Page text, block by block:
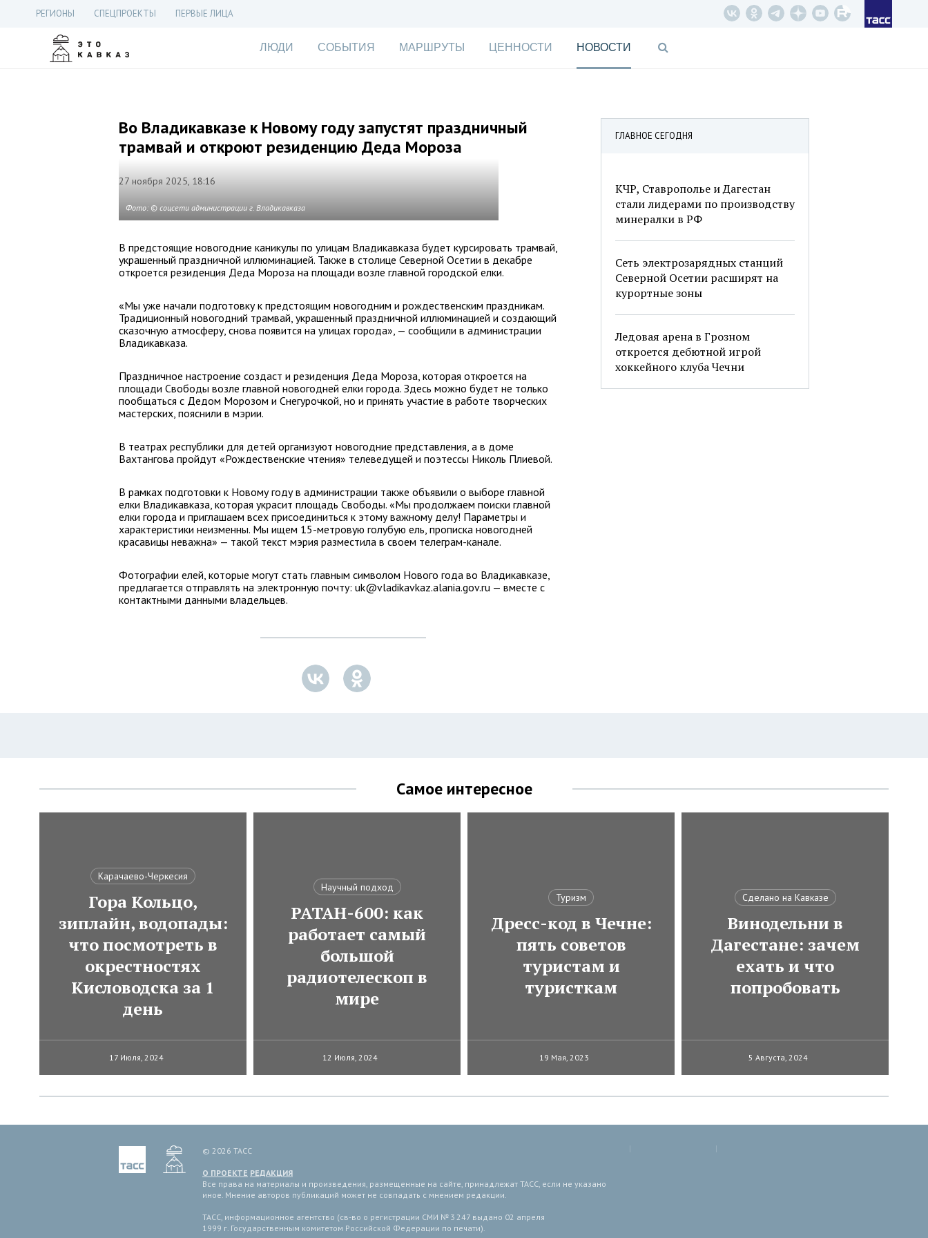
РЕГИОНЫ СПЕЦПРОЕКТЫ ПЕРВЫЕ ЛИЦА
ЛЮДИ СОБЫТИЯ МАРШРУТЫ ЦЕННОСТИ НОВОСТИ
ГЛАВНОЕ СЕГОДНЯ
КЧР, Ставрополье и Дагестан
стали лидерами по производству
минералки в РФ
Сеть электрозарядных станций
Северной Осетии расширят на
курортные зоны
Ледовая арена в Грозном
откроется дебютной игрой
хоккейного клуба Чечни
Во Владикавказе к Новому году запустят праздничный
трамвай и откроют резиденцию Деда Мороза
27 ноября 2025, 18:16
Фото: © соцсети администрации г. Владикавказа
В предстоящие новогодние каникулы по улицам Владикавказа будет курсировать трамвай,
украшенный праздничной иллюминацией. Также в столице Северной Осетии в декабре
откроется резиденция Деда Мороза на площади возле главной городской елки.
«Мы уже начали подготовку к предстоящим новогодним и рождественским праздникам.
Традиционный новогодний трамвай, украшенный праздничной иллюминацией и создающий
сказочную атмосферу, снова появится на улицах города», — сообщили в администрации
Владикавказа.
Праздничное настроение создаст и резиденция Деда Мороза, которая откроется на
площади Свободы возле главной новогодней елки города. Здесь можно будет не только
пообщаться с Дедом Морозом и Снегурочкой, но и принять участие в работе творческих
мастерских, пояснили в мэрии.
В театрах республики для детей организуют новогодние представления, а в доме
Вахтангова пройдут «Рождественские чтения» телеведущей и поэтессы Николь Плиевой.
В рамках подготовки к Новому году в администрации также объявили о выборе главной
елки Владикавказа, которая украсит площадь Свободы. «Мы продолжаем поиски главной
елки города и приглашаем всех присоединиться к этому важному делу! Параметры и
характеристики неизменны. Мы ищем 15-метровую голубую ель, прописка новогодней
красавицы неважна» — такой текст мэрия разместила в своем телеграм-канале.
Фотографии елей, которые могут стать главным символом Нового года во Владикавказе,
предлагается отправлять на электронную почту: uk@vladikavkaz.alania.gov.ru — вместе с
контактными данными владельцев.
Самое интересное
Карачаево-Черкесия
Гора Кольцо,
зиплайн, водопады:
что посмотреть в
окрестностях
Кисловодска за 1
день
17 Июля, 2024
Научный подход
РАТАН-600: как
работает самый
большой
радиотелескоп в
мире
12 Июля, 2024
Туризм
Дресс-код в Чечне:
пять советов
туристам и
туристкам
19 Мая, 2023
Сделано на Кавказе
Винодельни в
Дагестане: зачем
ехать и что
попробовать
5 Августа, 2024
© 2026 ТАСС
О ПРОЕКТЕ РЕДАКЦИЯ
Все права на материалы и произведения, размещенные на сайте, принадлежат ТАСС, если не указано
иное. Мнение авторов публикаций может не совпадать с мнением редакции.
ТАСС, информационное агентство (св-во о регистрации СМИ № 3 247 выдано 02 апреля
1999 г. Государственным комитетом Российской Федерации по печати).